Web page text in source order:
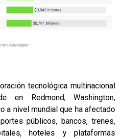
tecnológica multinacional
en Redmond, Washington,
a nivel mundial que ha afectado
públicos, bancos, trenes,
hoteles y plataformas